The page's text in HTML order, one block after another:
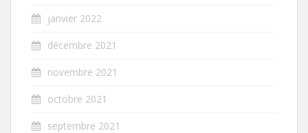
janvier 2022
décembre 2021
novembre 2021
octobre 2021
septembre 2021